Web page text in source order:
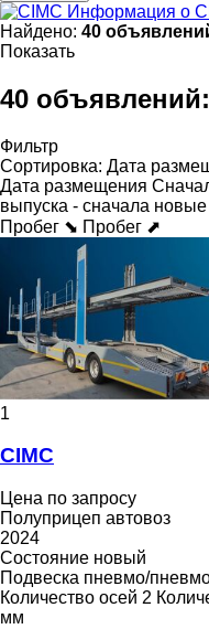
Информация о
Найдено: 40
Показать
40 объявлений:
Фильтр
Сортировка: Дата
Дата размещения
выпуска - сначала новые
Пробег ⬊ Пробег ⬈
1
CIMC
Цена по запросу
Полуприцеп автовоз
2024
Состояние новый
Подвеска пневмо/
Количество осей 2
мм